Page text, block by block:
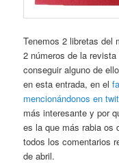
Tenemos 2 libretas del
2 números de la
conseguir alguno de
en esta entrada, en el
mencionándonos en
más interesante y por
es la que más rabia os
todos los comentarios
de abril.